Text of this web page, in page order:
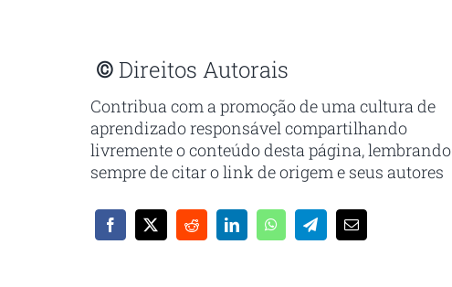
©Direitos Autorais
Contribua com a promoção de uma cultura de
aprendizado responsável compartilhando
livremente o conteúdo desta página, lembrando
sempre de citar o link de origem e seus autores